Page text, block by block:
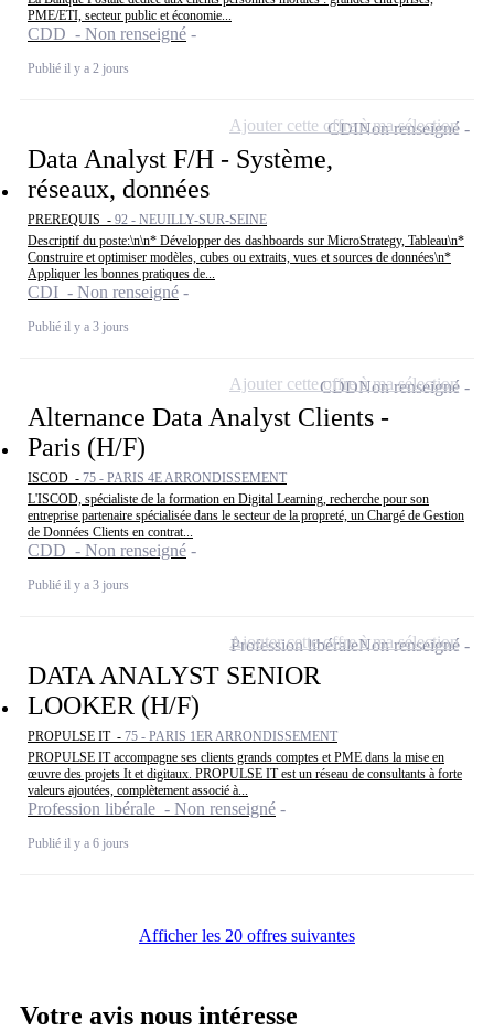
PME/ETI, secteur public et économie...
CDD - Non renseigné
Publié il y a 2 jours
Data Analyst F/H - Système,
réseaux, données
PREREQUIS - 92 - NEUILLY-SUR-SEINE
Descriptif du poste:\n\n* Développer des dashboards sur MicroStrategy, Tableau\n*
Construire et optimiser modèles, cubes ou extraits, vues et sources de données\n*
Appliquer les bonnes pratiques de...
CDI - Non renseigné
Publié il y a 3 jours
CDINon renseigné
Ajouter cette offre à ma sélection
Alternance Data Analyst Clients -
Paris (H/F)
ISCOD - 75 - PARIS 4E ARRONDISSEMENT
L'ISCOD, spécialiste de la formation en Digital Learning, recherche pour son
entreprise partenaire spécialisée dans le secteur de la propreté, un Chargé de Gestion
de Données Clients en contrat...
CDD - Non renseigné
Publié il y a 3 jours
CDDNon renseigné
Ajouter cette offre à ma sélection
DATA ANALYST SENIOR
LOOKER (H/F)
PROPULSE IT - 75 - PARIS 1ER ARRONDISSEMENT
PROPULSE IT accompagne ses clients grands comptes et PME dans la mise en
œuvre des projets It et digitaux. PROPULSE IT est un réseau de consultants à forte
valeurs ajoutées, complètement associé à...
Profession libérale - Non renseigné
Publié il y a 6 jours
Profession libéraleNon renseigné
Ajouter cette offre à ma sélection
Afficher les 20 offres suivantes
Votre avis nous intéresse